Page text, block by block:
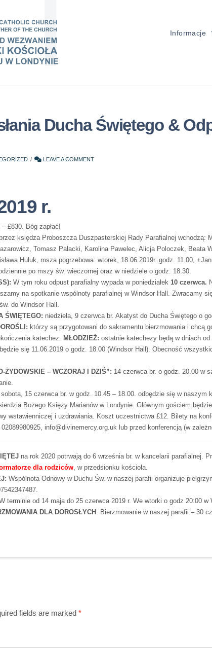
Informacje
Ducha Świętego &
LEAVE A COMMENT
r.
£830. Bóg zapłać!
księdza Proboszcza Duszpasterskiej Rady Parafialnej
Tomasz Pałacki, Karolina Pawelec, Alicja Poloczek, Beata
Huluk, msza pogrzebowa: wtorek, 18.06.2019r. godz. 11.00,
po mszy św. wieczornej oraz w niedziele o godz. 18.30.
W tym roku odpust parafialny wypada w poniedziałek10 czerwca.
na spotkanie wspólnoty parafialnej w Windsor Hall. Zwracamy
do Windsor Hall.
ŚWIĘTEGO: niedziela, 9 czerwca br. Akatyst do Ducha Świętego o
którzy są przygotowani do sakramentu bierzmowania i chcą
katechez. MŁODZIEŻ:ostatnie katechezy będą w dniach od
się 11.06.2019 o godz. 18.00 (Windsor Hall). Obecność
ŻYDOWSKIE – WCZORAJ I DZIŚ”: 14 czerwca br. o godz. 20.00 w
sobota, 15 czerwca br. w godz. 10.45 – 18.00. odbędzie się w naszym
Bożego Księży Marianów w Londynie. Głównym gościem
wstawienniczej i uzdrawiania. Koszt uczestnictwa £12. Bilety na
info@divinemercy.org.uk lub przed konferencją (w
na rok 2020 potrwają do 6 września br. w kancelarii parafialnej.
dla rodziców, w przedsionku kościoła.
Wspólnota Odnowy w Duchu Św. w naszej parafii organizuje
terminie od 14 maja do 25 czerwca 2019 r. We wtorki o godz 20:00
DLA DOROSŁYCH . Bierzmowanie w naszej parafii – 30
fields are marked *